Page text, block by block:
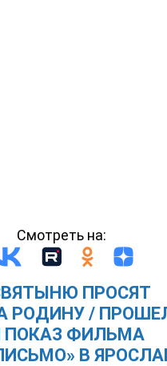
Смотреть на:
ПРОСЯТ
РОДИНУ /
ФИЛЬМА
В